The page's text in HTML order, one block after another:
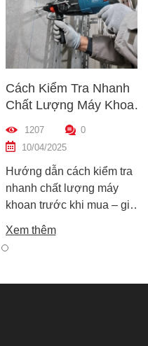
Cách Kiểm Tra Nhanh
Chất Lượng Máy Khoan
Trước Khi Mua – Hướng
Dẫn Chi Tiết Cho Người
Mới
1207
0
10/04/2025
Hướng dẫn cách kiểm tra
nhanh chất lượng máy
khoan trước khi mua – giúp
tốt, bền, hoạt động ổn định,
tránh hàng giả, hàng kém
Xem thêm